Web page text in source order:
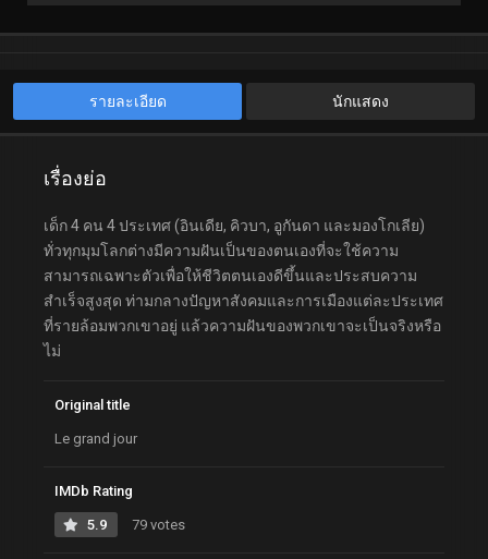
รายละเอียด นักแสดง
เรื่องย่อ
เด็ก 4 คน 4 ประเทศ (อินเดีย, คิวบา, อูกันดา และมองโกเลีย)
ทั่วทุกมุมโลกต่างมีความฝันเป็นของตนเองที่จะใช้ความ
สามารถเฉพาะตัวเพื่อให้ชีวิตตนเองดีขึ้นและประสบความ
สำเร็จสูงสุด ท่ามกลางปัญหาสังคมและการเมืองแต่ละประเทศ
ที่รายล้อมพวกเขาอยู่ แล้วความฝันของพวกเขาจะเป็นจริงหรือ
ไม่
Original title
Le grand jour
IMDb Rating
5.9 79 votes